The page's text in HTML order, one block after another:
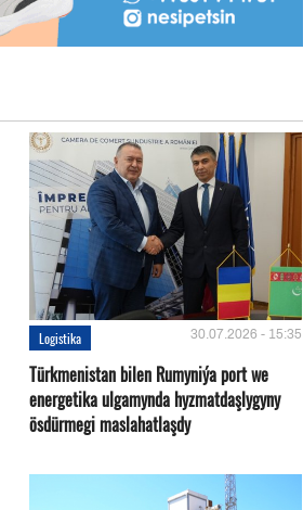
Logistika 30.07.2026 - 15:35
Türkmenistan bilen Rumyniýa port we
energetika ulgamynda hyzmatdaşlygyny
ösdürmegi maslahatlaşdy